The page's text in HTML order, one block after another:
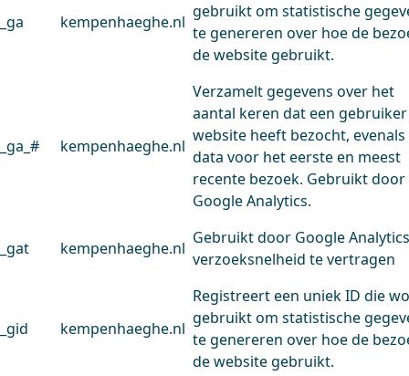
_ga kempenhaeghe.nl
gebruikt om statistische
te genereren over hoe de
de website gebruikt.
_ga_# kempenhaeghe.nl
Verzamelt gegevens over het
aantal keren dat een
website heeft bezocht, evenals
data voor het eerste en meest
recente bezoek. Gebruikt door
Google Analytics.
_gat kempenhaeghe.nl
Gebruikt door Google
verzoeksnelheid te vertragen
_gid kempenhaeghe.nl
Registreert een uniek ID die
gebruikt om statistische
te genereren over hoe de
de website gebruikt.